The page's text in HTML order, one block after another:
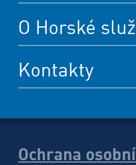
O Horské
Kontakty
Ochrana